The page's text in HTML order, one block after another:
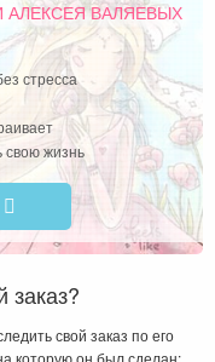
ВАЛЯЕВЫХ
стресса
свою жизнь
заказ?
свой заказ по его